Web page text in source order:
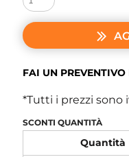
FAI UN
*Tutti i prezzi sono
SCONTI QUANTITÀ
Quantità